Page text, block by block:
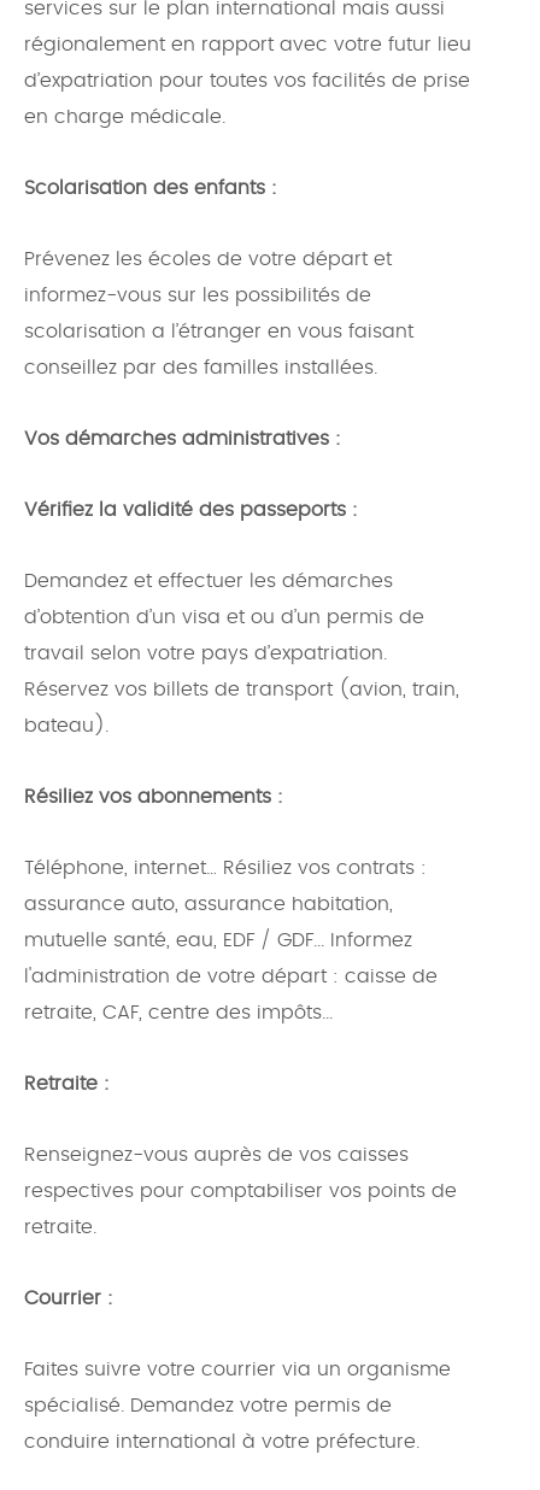
services sur le plan international mais aussi
régionalement en rapport avec votre futur lieu
d’expatriation pour toutes vos facilités de prise
en charge médicale.
Scolarisation des enfants :
Prévenez les écoles de votre départ et
informez-vous sur les possibilités de
scolarisation a l’étranger en vous faisant
conseillez par des familles installées.
Vos démarches administratives :
Vérifiez la validité des passeports :
Demandez et effectuer les démarches
d’obtention d’un visa et ou d’un permis de
travail selon votre pays d’expatriation.
Réservez vos billets de transport (avion, train,
bateau).
Résiliez vos abonnements :
Téléphone, internet… Résiliez vos contrats :
assurance auto, assurance habitation,
mutuelle santé, eau, EDF / GDF... Informez
l'administration de votre départ : caisse de
retraite, CAF, centre des impôts...
Retraite :
Renseignez-vous auprès de vos caisses
respectives pour comptabiliser vos points de
retraite.
Courrier :
Faites suivre votre courrier via un organisme
spécialisé. Demandez votre permis de
conduire international à votre préfecture.